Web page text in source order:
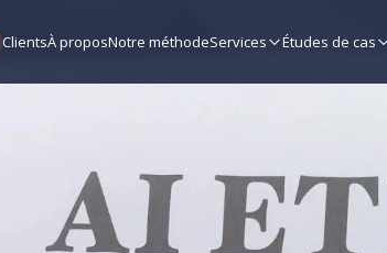
ClientsÀ proposNotre méthodeServices Études de cas